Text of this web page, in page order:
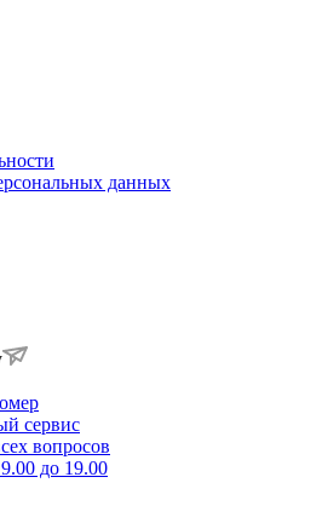
данных
сервис
вопросов
до 19.00